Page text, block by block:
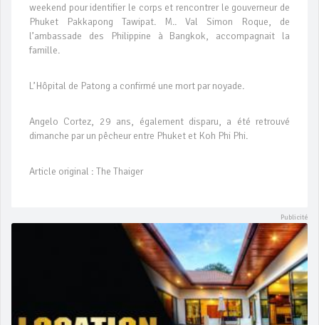
weekend pour identifier le corps et rencontrer le gouverneur de
Phuket Pakkapong Tawipat. M.. Val Simon Roque, de
l’ambassade des Philippine à Bangkok, accompagnait la
famille.
L’Hôpital de Patong a confirmé une mort par noyade.
Angelo Cortez, 29 ans, également disparu, a été retrouvé
dimanche par un pêcheur entre Phuket et Koh Phi Phi.
Article original : The Thaiger